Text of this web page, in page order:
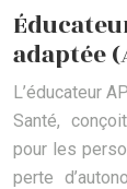
adaptée
L’éducateur
Santé,
pour les
perte